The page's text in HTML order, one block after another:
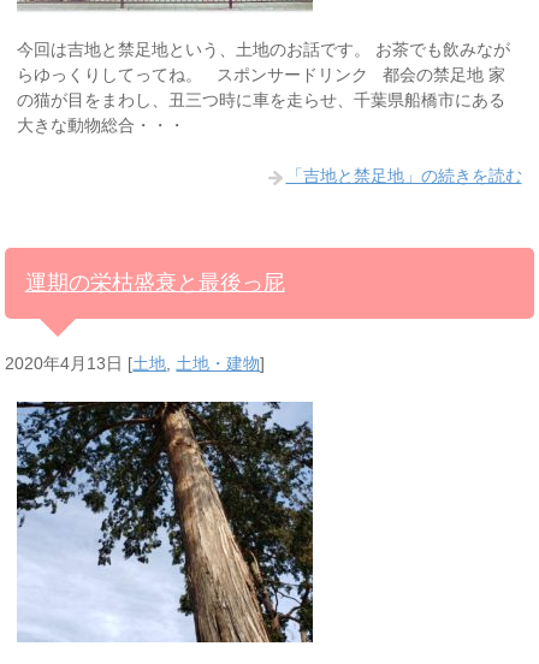
今回は吉地と禁足地という、土地のお話です。 お茶でも飲みなが
らゆっくりしてってね。 スポンサードリンク 都会の禁足地 家
の猫が目をまわし、丑三つ時に車を走らせ、千葉県船橋市にある
大きな動物総合・・・
「吉地と禁足地」の続きを読む
運期の栄枯盛衰と最後っ屁
2020年4月13日 [土地 土地・建物]